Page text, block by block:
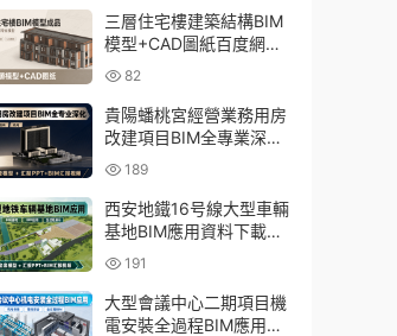
三層住宅樓建築結構BIM
模型+CAD圖紙百度網盤
下載
82
貴陽蟠桃宮經營業務用房
改建項目BIM全專業深化
資料下載：含模型、彙報
PPT及演示視頻
189
西安地鐵16号線大型車輛
基地BIM應用資料下載：
含BIM模型、彙報PPT及
演示視頻
191
大型會議中心二期項目機
電安裝全過程BIM應用資